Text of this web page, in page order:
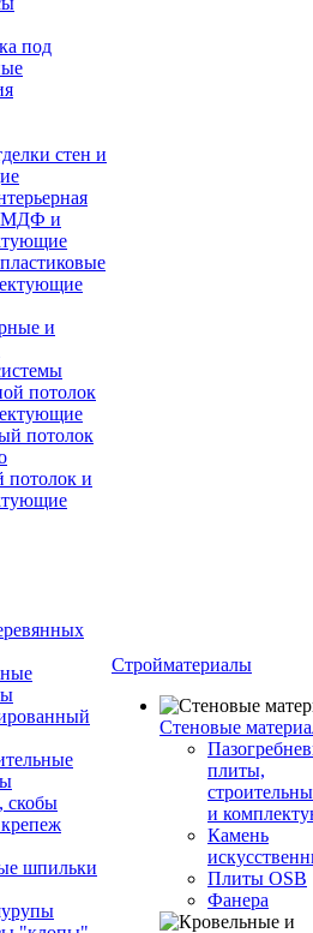
под
стен и
МДФ и
и
потолок
потолок
потолок и
скобы
шпильки
Стройматериалы
Стеновые
плиты,
и
Камень
Плиты OSB
Фанера